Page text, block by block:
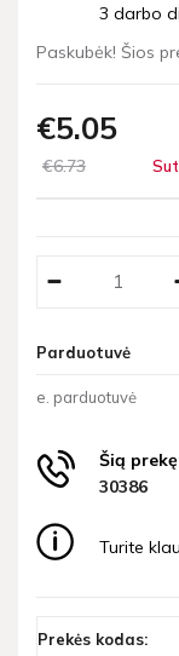
3 darbo
Paskubėk! Šios
€5 05
€673
Parduotuvė
e. parduotuvė
Šią
30386
Turite
Prekės kodas: